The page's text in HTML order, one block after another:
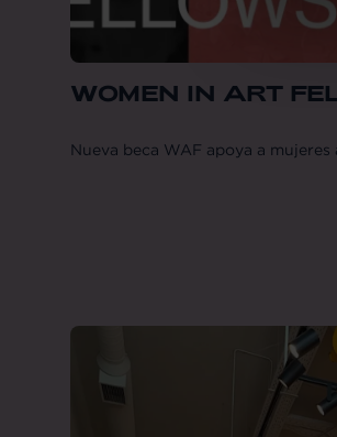
WOMEN IN ART
Nueva beca WAF apoya a